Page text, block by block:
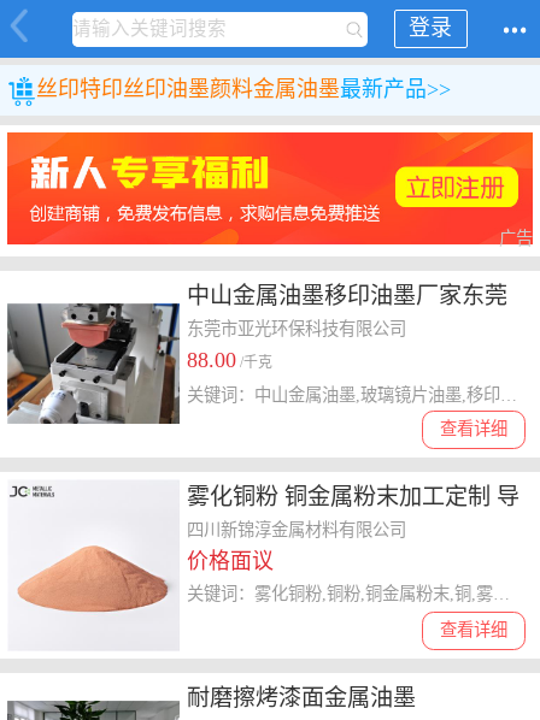
登录
丝印特印丝印油墨颜料金属油墨最新产品>>
广告
中山金属油墨移印油墨厂家东莞
亚光环保科技有限公司
东莞市亚光环保科技有限公司
88.00 /千克
查看详细
雾化铜粉 铜金属粉末加工定制 导
电油墨电碳制品化工接触电工合
金
四川新锦淳金属材料有限公司
价格面议
查看详细
耐磨擦烤漆面金属油墨